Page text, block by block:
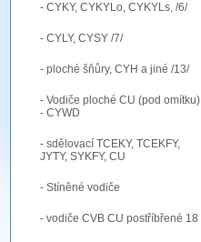
- CYKY, CYKYLo, CYKYLs, /6/
- CYLY, CYSY /7/
- ploché šňůry, CYH a jiné /13/
- Vodiče ploché CU (pod omítku)
- CYWD
- sdělovací TCEKY, TCEKFY,
JYTY, SYKFY, CU
- Stíněné vodiče
- vodiče CVB CU postříbřené 18